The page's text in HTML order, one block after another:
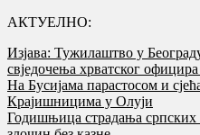
АКТУЕЛНО:
Изјава: Тужилаштво у
свједочења хрватског
На Бусијама парастосом и
Крајишницима у Олуји
Годишњица страдања српских